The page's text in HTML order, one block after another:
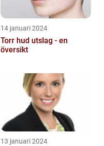
14 januari 2024
Torr hud utslag - en
översikt
13 januari 2024